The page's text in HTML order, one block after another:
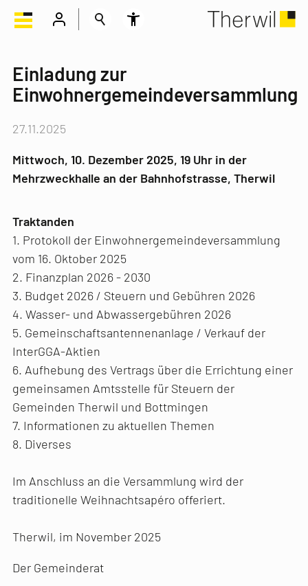
Einladung zur
Einwohnergemeindeversammlung
27.11.2025
Mittwoch, 10. Dezember 2025, 19 Uhr in der
Mehrzweckhalle an der Bahnhofstrasse, Therwil
Traktanden
1. Protokoll der Einwohnergemeindeversammlung
vom 16. Oktober 2025
2. Finanzplan 2026 - 2030
3. Budget 2026 / Steuern und Gebühren 2026
4. Wasser- und Abwassergebühren 2026
5. Gemeinschaftsantennenanlage / Verkauf der
InterGGA-Aktien
6. Aufhebung des Vertrags über die Errichtung einer
gemeinsamen Amtsstelle für Steuern der
Gemeinden Therwil und Bottmingen
7. Informationen zu aktuellen Themen
8. Diverses
Im Anschluss an die Versammlung wird der
traditionelle Weihnachtsapéro offeriert.
Therwil, im November 2025
Der Gemeinderat